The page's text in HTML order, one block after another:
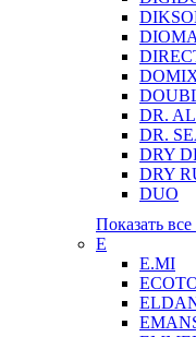
DR.
DR.
DRY
DRY
DUO
Показать все
E
E.MI